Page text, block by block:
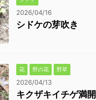
2026/04/16
シドケの芽吹き
花 野の花 野草
2026/04/13
キクザキイチゲ満開